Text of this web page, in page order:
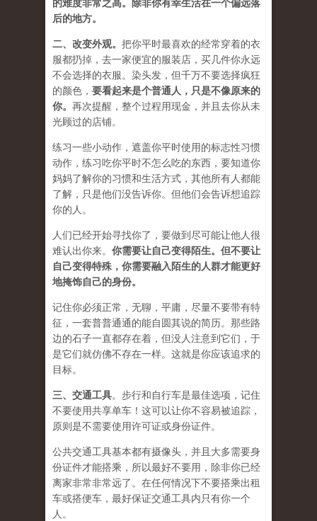
的难度非常之高。除非你有幸生活在一个偏远落
后的地方。
二、 改变外观。 把你平时最喜欢的经常穿着的衣
服都扔掉，去一家便宜的服装店，买几件你永远
不会选择的衣服。染头发，但千万不要选择疯狂
的颜色， 要看起来是个普通人，只是不像原来的
你。 再次提醒，整个过程用现金，并且去你从未
光顾过的店铺。
练习一些小动作，遮盖你平时使用的标志性习惯
动作，练习吃你平时不怎么吃的东西，要知道你
妈妈了解你的习惯和生活方式，其他所有人都能
了解，只是他们没告诉你。但他们会告诉想追踪
你的人。
人们已经开始寻找你了，要做到尽可能让他人很
难认出你来。 你需要让自己变得陌生。但不要让
自己变得特殊，你需要融入陌生的人群才能更好
地掩饰自己的身份。
记住你必须正常，无聊，平庸，尽量不要带有特
征，一套普普通通的能自圆其说的简历。那些路
边的石子一直都存在着，但没人注意到它们，于
是它们就仿佛不存在一样。这就是你应该追求的
目标。
三、 交通工具。步行和自行车是最佳选项，记住
不要使用共享单车！这可以让你不容易被追踪，
原则是不需要使用许可证或身份证件。
公共交通工具基本都有摄像头，并且大多需要身
份证件才能搭乘，所以最好不要用，除非你已经
离家非常非常远了。在任何情况下不要搭乘出租
车或搭便车，最好保证交通工具内只有你一个
人。